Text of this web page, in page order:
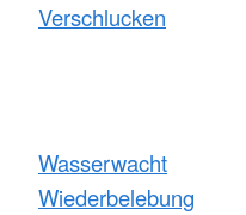
Verschlucken
Wasserwacht
Wiederbelebung